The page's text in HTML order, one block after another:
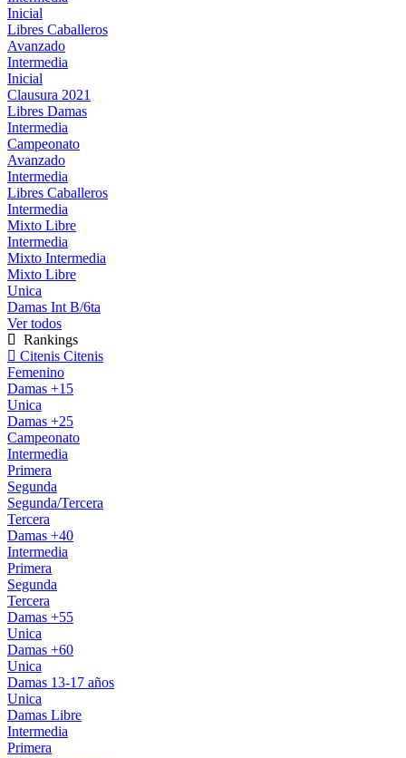
Inicial
Libres Caballeros
Avanzado
Intermedia
Inicial
Clausura 2021
Libres Damas
Intermedia
Campeonato
Avanzado
Intermedia
Libres Caballeros
Intermedia
Mixto Libre
Intermedia
Mixto Intermedia
Mixto Libre
Unica
Damas Int B/6ta
Ver todos
Rankings
Citenis Citenis
Femenino
Damas +15
Unica
Damas +25
Campeonato
Intermedia
Primera
Segunda
Segunda/Tercera
Tercera
Damas +40
Intermedia
Primera
Segunda
Tercera
Damas +55
Unica
Damas +60
Unica
Damas 13-17 años
Unica
Damas Libre
Intermedia
Primera